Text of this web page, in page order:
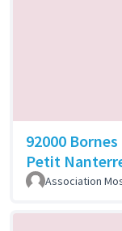
92000
Petit
Association